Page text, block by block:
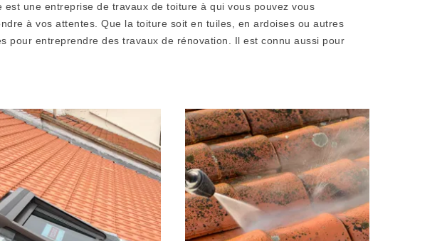
une entreprise de travaux de toiture à qui vous pouvez vous
à vos attentes. Que la toiture soit en tuiles, en ardoises ou autres
pour entreprendre des travaux de rénovation. Il est connu aussi pour